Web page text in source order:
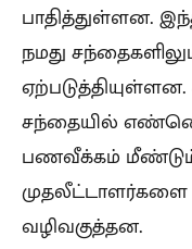
பாதித்துள்ளன.
நமது
ஏற்படுத்தியுள்ளன.
சந்தையில்
பணவீக்கம்
வழிவகுத்தன.